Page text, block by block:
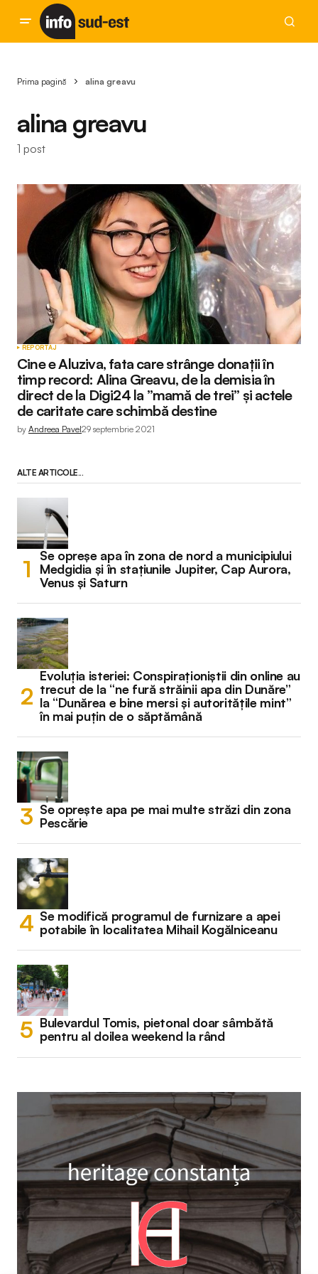
Prima pagină alina greavu
alina greavu
1 post
REPORTAJ
Cine e Aluziva, fata care strânge donații în
timp record: Alina Greavu, de la demisia în
direct de la Digi24 la ”mamă de trei” și actele
de caritate care schimbă destine
by Andreea Pavel29 septembrie 2021
ALTE ARTICOLE...
Se opreșe apa în zona de nord a municipiului
Medgidia și în stațiunile Jupiter, Cap Aurora,
Venus și Saturn
Evoluția isteriei: Conspiraționiștii din online au
trecut de la “ne fură străinii apa din Dunăre”
la “Dunărea e bine mersi și autoritățile mint”
în mai puțin de o săptămână
Se oprește apa pe mai multe străzi din zona
Pescărie
Se modifică programul de furnizare a apei
potabile în localitatea Mihail Kogălniceanu
Bulevardul Tomis, pietonal doar sâmbătă
pentru al doilea weekend la rând